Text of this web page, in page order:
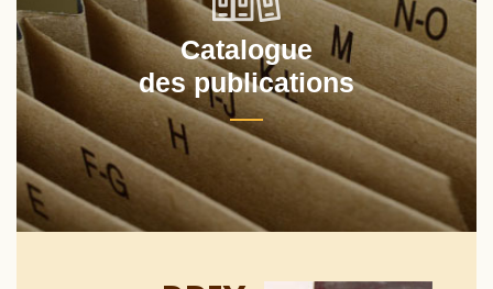
Catalogue
des publications